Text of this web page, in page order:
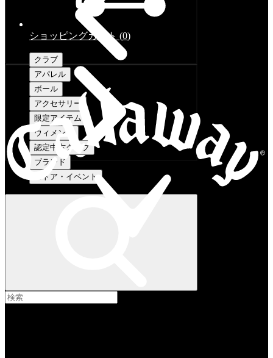
ショッピングカート (0)
クラブ
アパレル
ボール
アクセサリー
限定アイテム
ウィメンズ
認定中古クラブ
ブランド
ストア・イベント